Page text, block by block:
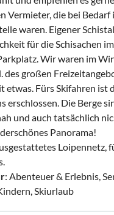
Vermieter, die bei Bedarf
waren. Eigener
für die Schisachen
Wir waren im
des großen
etwas. Fürs Skifahren ist
erschlossen. Die Berge
und auch tatsächlich
Panorama!
Loipennetz,
: Abenteuer & Erlebnis,
Skiurlaub